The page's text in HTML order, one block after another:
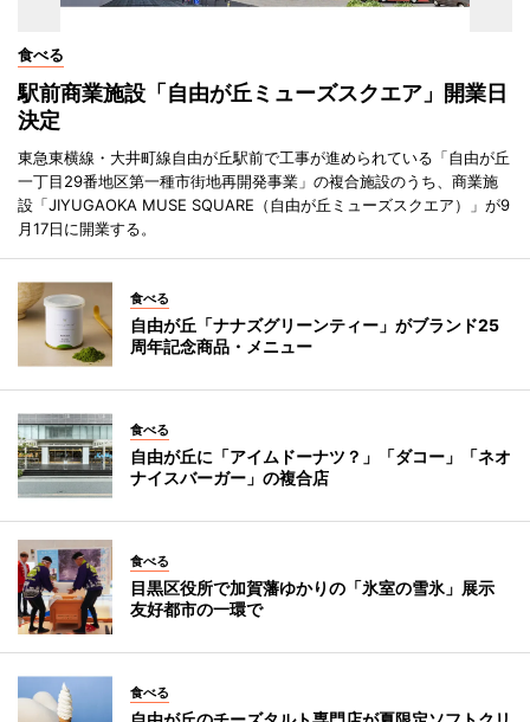
食べる
駅前商業施設「自由が丘ミューズスクエア」開業日
決定
東急東横線・大井町線自由が丘駅前で工事が進められている「自由が丘
一丁目29番地区第一種市街地再開発事業」の複合施設のうち、商業施
設「JIYUGAOKA MUSE SQUARE（自由が丘ミューズスクエア）」が9
月17日に開業する。
食べる
自由が丘「ナナズグリーンティー」がブランド25
周年記念商品・メニュー
食べる
自由が丘に「アイムドーナツ？」「ダコー」「ネオ
ナイスバーガー」の複合店
食べる
目黒区役所で加賀藩ゆかりの「氷室の雪氷」展示
友好都市の一環で
食べる